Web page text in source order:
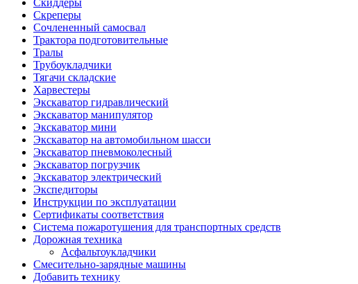
Скиддеры
Скреперы
Сочлененный самосвал
Трактора подготовительные
Тралы
Трубоукладчики
Тягачи складские
Харвестеры
Экскаватор гидравлический
Экскаватор манипулятор
Экскаватор мини
Экскаватор на автомобильном шасси
Экскаватор пневмоколесный
Экскаватор погрузчик
Экскаватор электрический
Экспедиторы
Инструкции по эксплуатации
Сертификаты соответствия
Система пожаротушения для транспортных средств
Дорожная техника
Асфальтоукладчики
Смесительно-зарядные машины
Добавить технику